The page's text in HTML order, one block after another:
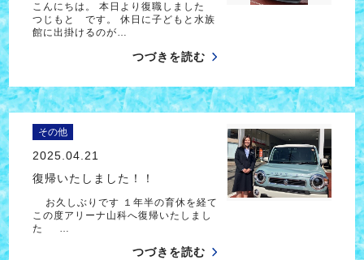
こんにちは。 本日より復職しました
つじもと です。 休日に子どもと水族
館に出掛けるのが…
つづきを読む
その他
2025.04.21
復帰いたしました！！
お久しぶりです １年半の育休を経て
この度アリーナ山科へ復帰いたしまし
た …
つづきを読む